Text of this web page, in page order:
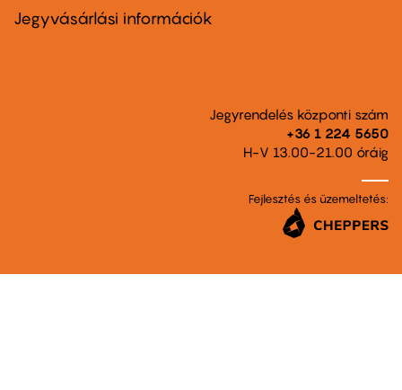
second
Jegyvásárlási információk
Jegyrendelés központi szám
+36 1 224 5650
H-V 13.00-21.00 óráig
Fejlesztés és üzemeltetés: